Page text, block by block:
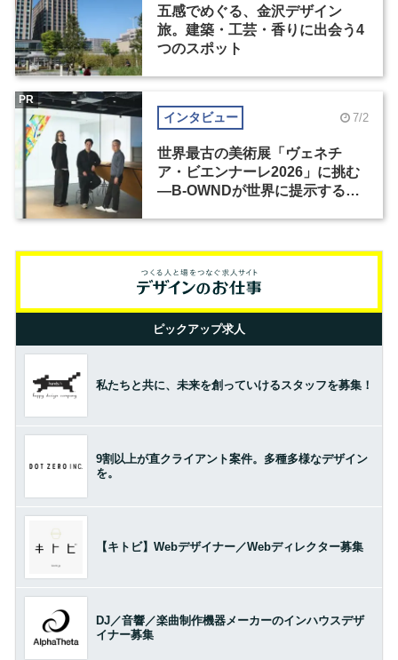
五感でめぐる、金沢デザイン
旅。建築・工芸・香りに出会う4
つのスポット
インタビュー 7/2
世界最古の美術展「ヴェネチ
ア・ビエンナーレ2026」に挑む
―B-OWNDが世界に提示する美
PR
ピックアップ求人
私たちと共に、未来を創っていけるスタッフを募集！
9割以上が直クライアント案件。多種多様なデザイン
を。
【キトビ】Webデザイナー／Webディレクター募集
DJ／音響／楽曲制作機器メーカーのインハウスデザ
イナー募集